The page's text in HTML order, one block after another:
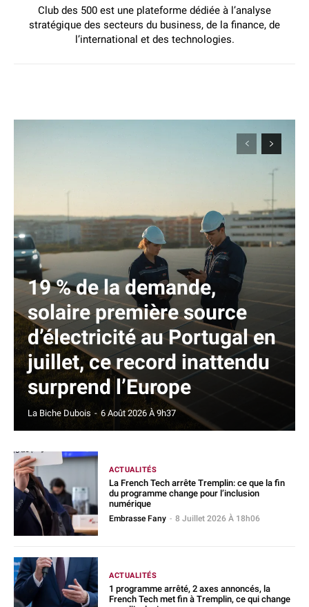
Club des 500 est une plateforme dédiée à l’analyse
stratégique des secteurs du business, de la finance, de
l’international et des technologies.
19 % de la demande,
solaire première source
d’électricité au Portugal en
juillet, ce record inattendu
surprend l’Europe
La Biche Dubois - 6 Août 2026 À 9h37
ACTUALITÉS
La French Tech arrête Tremplin: ce que la fin
du programme change pour l’inclusion
numérique
Embrasse Fany - 8 Juillet 2026 À 18h06
ACTUALITÉS
1 programme arrêté, 2 axes annoncés, la
French Tech met fin à Tremplin, ce qui change